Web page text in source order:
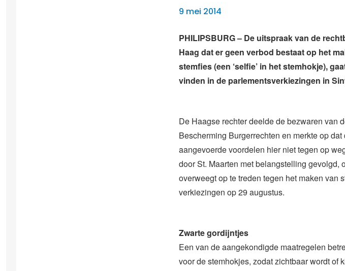
9 mei 2014
PHILIPSBURG – De uitspraak van de
Haag dat er geen verbod bestaat op het
stemfies (een ‘selfie’ in het stemhokje),
vinden in de parlementsverkiezingen in
De Haagse rechter deelde de bezwaren van
Bescherming Burgerrechten en merkte op
aangevoerde voordelen hier niet tegen op
door St. Maarten met belangstelling gevolgd,
overweegt op te treden tegen het maken van
verkiezingen op 29 augustus.
Zwarte gordijntjes
Een van de aangekondigde maatregelen
voor de stemhokjes, zodat zichtbaar wordt of